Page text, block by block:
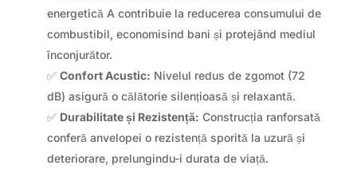
energetică A contribuie la reducerea consumului de
combustibil, economisind bani și protejând mediul
înconjurător.
✅ Confort Acustic: Nivelul redus de zgomot (72
dB) asigură o călătorie silențioasă și relaxantă.
✅ Durabilitate și Rezistență: Construcția ranforsată
conferă anvelopei o rezistență sporită la uzură și
deteriorare, prelungindu-i durata de viață.